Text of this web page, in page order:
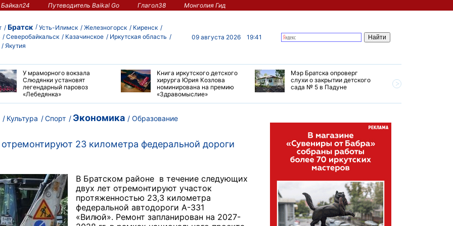
Байкал24 Путеводитель Baikal Go Глагол38 Монголия Гид
Братск Усть-Илимск Железногорск
Киренск
Северобайкальск Казачинское
Иркутская область
Якутия
09 августа 2026 19:41
У мраморного вокзала
Слюдянки установят
легендарный паровоз
«Лебедянка»
Книга иркутского детского
хирурга Юрия Козлова
номинирована на премию
«Здравомыслие»
Мэр Братска опроверг
слухи о закрытии детского
сада № 5 в Падуне
Культура Спорт Экономика Образование
23 километра федеральной дороги
В Братском районе в течение следующих
двух лет отремонтируют участок
протяженностью 23,3 километра
федеральной автодороги А-331
«Вилюй». Ремонт запланирован на 2027-